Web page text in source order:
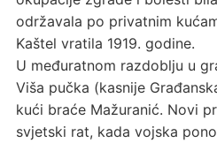
održavala po privatnim
Kaštel vratila 1919. godine.
U međuratnom razdoblju u
Viša pučka (kasnije
kući braće Mažuranić. Novi
svjetski rat, kada vojska